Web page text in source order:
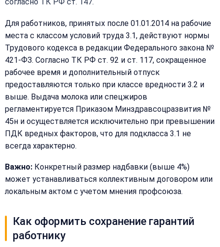
Закрыть
меню
Для работников, принятых после 01.01.2014 на рабочие
места с классом условий труда 3.1, действуют нормы
Трудового кодекса в редакции Федерального закона №
421-ФЗ. Согласно ТК РФ ст. 92 и ст. 117, сокращенное
рабочее время и дополнительный отпуск
предоставляются только при классе вредности 3.2 и
выше. Выдача молока или спецжиров
регламентируется Приказом Минздравсоцразвития №
45н и осуществляется исключительно при превышении
ПДК вредных факторов, что для подкласса 3.1 не
всегда характерно.
Важно: Конкретный размер надбавки (выше 4%)
может устанавливаться коллективным договором или
локальным актом с учетом мнения профсоюза.
Как оформить сохранение гарантий
работнику
Написать
нам
Имя:
Email:
Сообщение:
Бесплатная
консультация
Оставьте
имя
и
телефон
—
и
рассчитаем
стоимость
Имя:
+